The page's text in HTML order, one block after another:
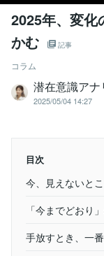
2025年、変化
かむ
記事
コラム
潜在意識ア
2025/05/04 14:27
目次
今、見えないと
「今までどおり
手放すとき、一